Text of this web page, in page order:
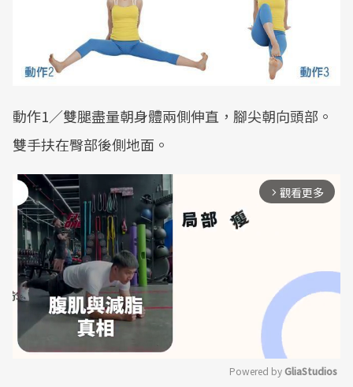
動作1／雙腿盡量朝身體兩側伸直，腳尖朝向頭部。
雙手扶在臀部後側地面。
arrow_forward_ios 觀看更多
Powered by GliaStudios